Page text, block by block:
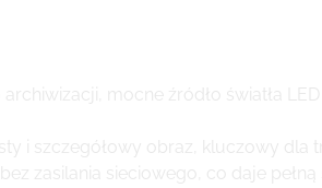
mocne źródło światła LED
i szczegółowy obraz, kluczowy dla
zasilania sieciowego, co daje pełną